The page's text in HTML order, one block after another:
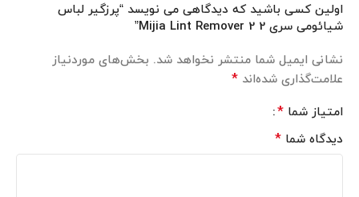
اولین کسی باشید که دیدگاهی می نویسد “پرزگیر لباس
شیائومی سری 2 Mijia Lint Remover 2”
نشانی ایمیل شما منتشر نخواهد شد. بخش‌های موردنیاز
علامت‌گذاری شده‌اند *
امتیاز شما *
دیدگاه شما *